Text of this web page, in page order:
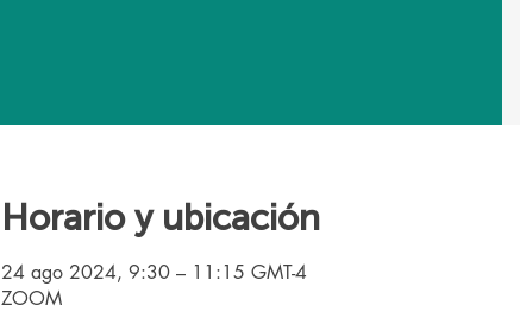
Horario y ubicación
24 ago 2024, 9:30 – 11:15 GMT-4
ZOOM